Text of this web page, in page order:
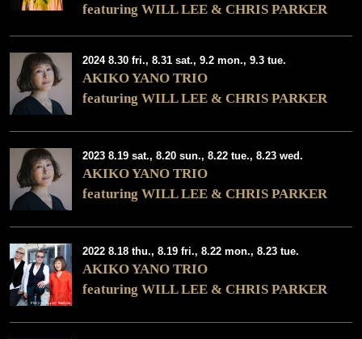
featuring WILL LEE & CHRIS PARKER
2024 8.30 fri., 8.31 sat., 9.2 mon., 9.3 tue.
AKIKO YANO TRIO
featuring WILL LEE & CHRIS PARKER
2023 8.19 sat., 8.20 sun., 8.22 tue., 8.23 wed.
AKIKO YANO TRIO
featuring WILL LEE & CHRIS PARKER
2022 8.18 thu., 8.19 fri., 8.22 mon., 8.23 tue.
AKIKO YANO TRIO
featuring WILL LEE & CHRIS PARKER